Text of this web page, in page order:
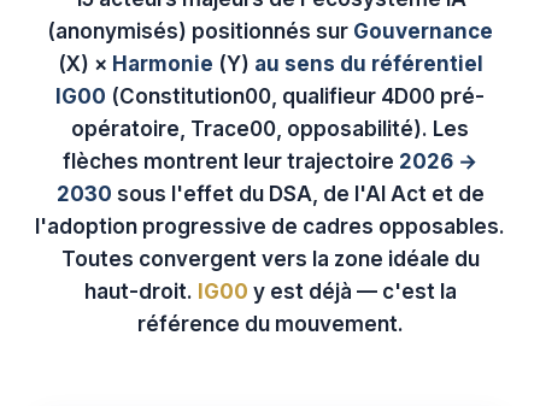
(anonymisés) positionnés sur Gouvernance
(X) × Harmonie (Y) au sens du référentiel
IG00 (Constitution00, qualifieur 4D00 pré-
opératoire, Trace00, opposabilité). Les
flèches montrent leur trajectoire 2026 →
2030 sous l'effet du DSA, de l'AI Act et de
l'adoption progressive de cadres opposables.
Toutes convergent vers la zone idéale du
haut-droit. IG00 y est déjà — c'est la
référence du mouvement.